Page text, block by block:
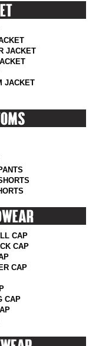
JACKET
JACKET
CAP
CAP
CAP
CAP